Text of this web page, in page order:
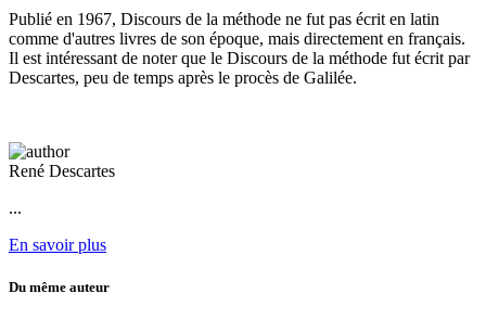
Publié en 1967, Discours de la méthode ne fut pas écrit en latin
comme d'autres livres de son époque, mais directement en français.
Il est intéressant de noter que le Discours de la méthode fut écrit par
Descartes, peu de temps après le procès de Galilée.
René Descartes
...
En savoir plus
Du même auteur